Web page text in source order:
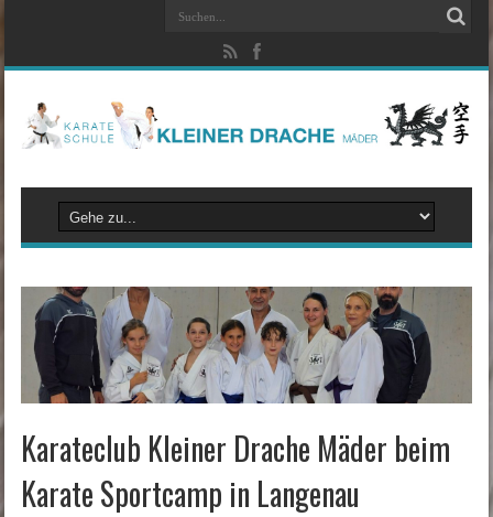
Karateclub Kleiner Drache Mäder beim
Karate Sportcamp in Langenau